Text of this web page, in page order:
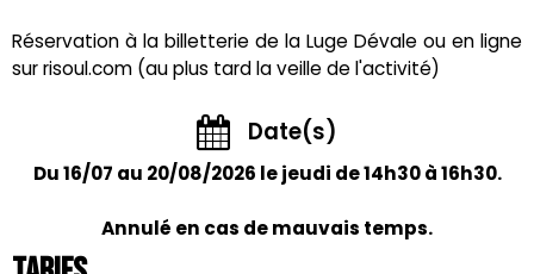
Réservation à la billetterie de la Luge Dévale ou en ligne
sur risoul.com (au plus tard la veille de l'activité)
Date(s)
Du 16/07 au 20/08/2026 le jeudi de 14h30 à 16h30.
Annulé en cas de mauvais temps.